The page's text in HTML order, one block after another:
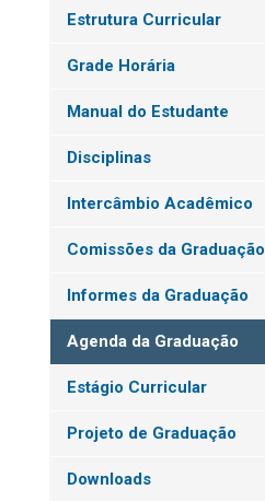
Estrutura Curricular
Grade Horária
Manual do Estudante
Disciplinas
Intercâmbio Acadêmico
Comissões da Graduação
Informes da Graduação
Agenda da Graduação
Estágio Curricular
Projeto de Graduação
Downloads